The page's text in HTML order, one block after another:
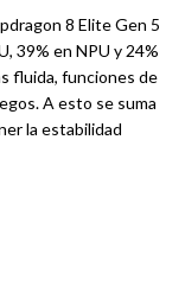
8 Elite Gen 5
39% en NPU y 24%
fluida, funciones de
A esto se suma
la estabilidad